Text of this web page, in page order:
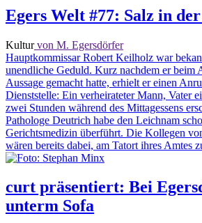
Egers Welt #77: Salz in der
Kulturvon M. Egersdörfer
Hauptkommissar Robert Keilholz war
unendliche Geduld. Kurz nachdem er beim
Aussage gemacht hatte, erhielt er einen
Dienststelle: Ein verheirateter Mann, Vater
zwei Stunden während des Mittagessens
Pathologe Deutrich habe den Leichnam
Gerichtsmedizin überführt. Die Kollegen
wären bereits dabei, am Tatort ihres Amtes
curt präsentiert: Bei
unterm Sofa